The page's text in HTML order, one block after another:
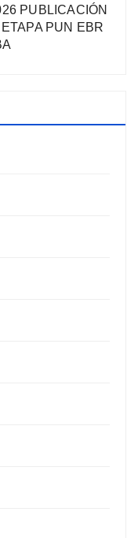
PUBLICACIÓN
PUN EBR